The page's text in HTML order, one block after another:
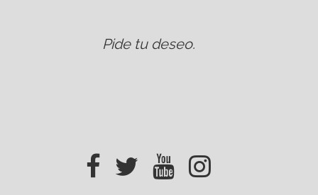
Pide tu deseo.